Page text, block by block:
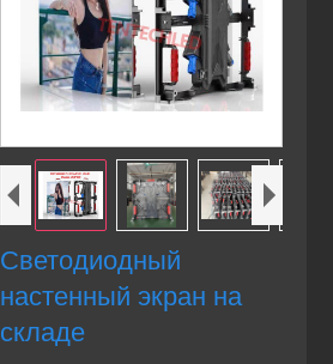
Светодиодный
настенный экран на
складе